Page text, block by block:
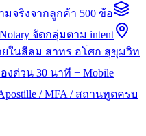
มจริงจากลูกค้า 500 ข้อ
จัดกลุ่มตาม intent
ในสีลม สาทร อโศก สุขุมวิท
งด่วน 30 นาที + Mobile
/ MFA / สถานทูตครบ